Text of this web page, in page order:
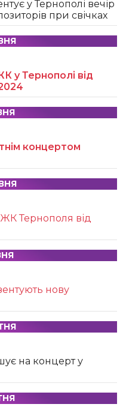
у Тернополі вечір
при свічках
у Тернополі від
концертом
Тернополя від
нову
на концерт у